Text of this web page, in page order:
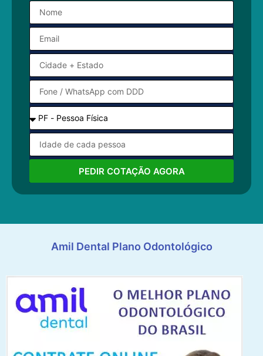
PEDIR COTAÇÃO AGORA
Amil Dental Plano Odontológico